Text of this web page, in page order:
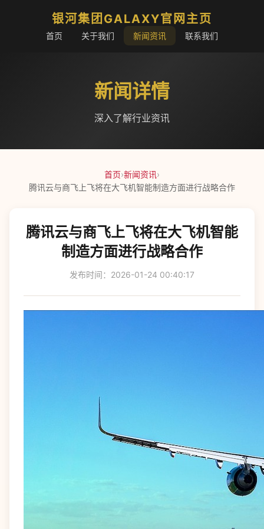
银河集团GALAXY官网主页
首页 关于我们 新闻资讯 联系我们
新闻详情
深入了解行业资讯
首页›新闻资讯›
腾讯云与商飞上飞将在大飞机智能制造方面进行战略合作
腾讯云与商飞上飞将在大飞机智能
制造方面进行战略合作
发布时间：2026-01-24 00:40:17